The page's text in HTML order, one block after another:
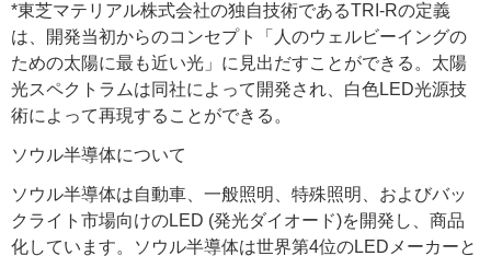
*東芝マテリアル株式会社の独自技術であるTRI-Rの定義
は、開発当初からのコンセプト「人のウェルビーイングの
ための太陽に最も近い光」に見出だすことができる。太陽
光スペクトラムは同社によって開発され、白色LED光源技
術によって再現することができる。
ソウル半導体について
ソウル半導体は自動車、一般照明、特殊照明、およびバッ
クライト市場向けのLED (発光ダイオード)を開発し、商品
化しています。ソウル半導体は世界第4位のLEDメーカーと